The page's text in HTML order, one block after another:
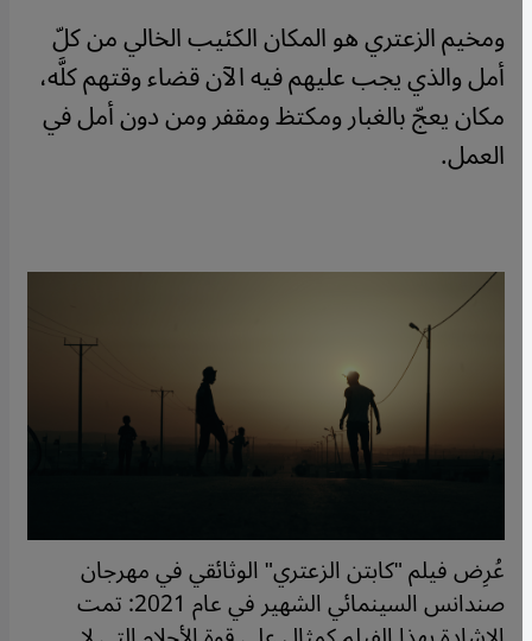
ومخيم الزعتري هو المكان الكئيب الخالي من كلّ
أمل والذي يجب عليهم فيه الآن قضاء وقتهم كلَّه،
مكان يعجّ بالغبار ومكتظ ومقفر ومن دون أمل في
العمل.
عُرِض فيلم "كابتن الزعتري" الوثائقي في مهرجان
صندانس السينمائي الشهير في عام 2021: تمت